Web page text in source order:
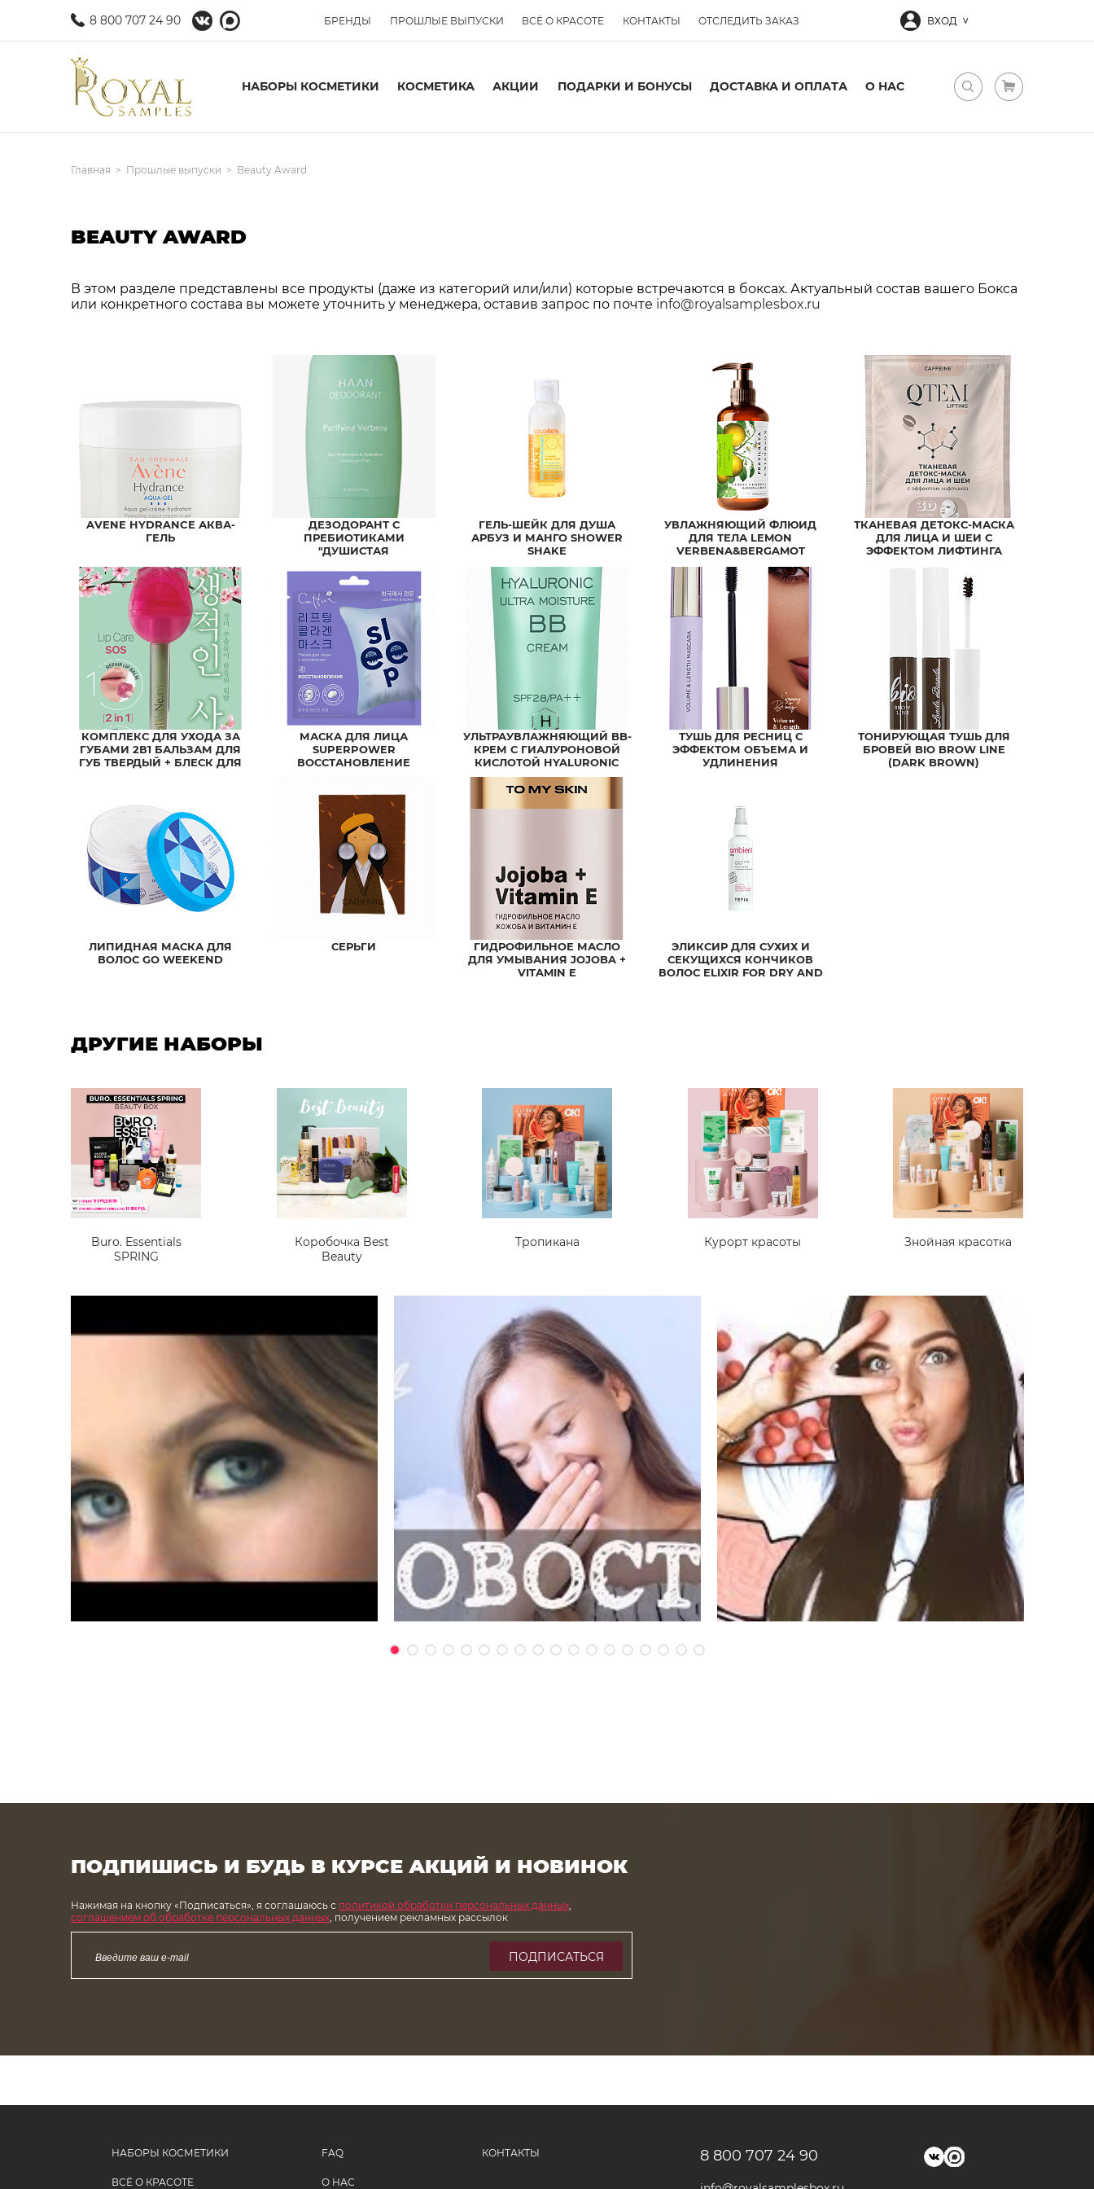
8 800 707 24 90 БРЕНДЫ ПРОШЛЫЕ ВЫПУСКИ ВСЁ О КРАСОТЕ КОНТАКТЫ ОТСЛЕДИТЬ ЗАКАЗ ВХОД
НАБОРЫ КОСМЕТИКИ КОСМЕТИКА АКЦИИ ПОДАРКИ И БОНУСЫ ДОСТАВКА И ОПЛАТА О НАС
Главная Прошлые выпуски Beauty Award
BEAUTY AWARD
В этом разделе представлены все продукты (даже из категорий или/или) которые встречаются в боксах. Актуальный состав вашего Бокса
или конкретного состава вы можете уточнить у менеджера, оставив запрос по почте info@royalsamplesbox.ru
AVENE HYDRANCE АКВА-
ГЕЛЬ
ДЕЗОДОРАНТ С
ПРЕБИОТИКАМИ
"ДУШИСТАЯ
ГЕЛЬ-ШЕЙК ДЛЯ ДУША
АРБУЗ И МАНГО SHOWER
SHAKE
УВЛАЖНЯЮЩИЙ ФЛЮИД
ДЛЯ ТЕЛА LEMON
VERBENA&BERGAMOT
ТКАНЕВАЯ ДЕТОКС-МАСКА
ДЛЯ ЛИЦА И ШЕИ С
ЭФФЕКТОМ ЛИФТИНГА
КОМПЛЕКС ДЛЯ УХОДА ЗА
ГУБАМИ 2В1 БАЛЬЗАМ ДЛЯ
ГУБ ТВЕРДЫЙ + БЛЕСК ДЛЯ
МАСКА ДЛЯ ЛИЦА
SUPERPOWER
ВОССТАНОВЛЕНИЕ
УЛЬТРАУВЛАЖНЯЮЩИЙ BB-
КРЕМ С ГИАЛУРОНОВОЙ
КИСЛОТОЙ HYALURONIC
ULTRA MOISTURE BB CREAM
ТУШЬ ДЛЯ РЕСНИЦ С
ЭФФЕКТОМ ОБЪЕМА И
УДЛИНЕНИЯ
ТОНИРУЮЩАЯ ТУШЬ ДЛЯ
БРОВЕЙ BIO BROW LINE
(DARK BROWN)
ЛИПИДНАЯ МАСКА ДЛЯ
ВОЛОС GO WEEKEND
СЕРЬГИ
ГИДРОФИЛЬНОЕ МАСЛО
ДЛЯ УМЫВАНИЯ JOJOBA +
VITAMIN E
ЭЛИКСИР ДЛЯ СУХИХ И
СЕКУЩИХСЯ КОНЧИКОВ
ВОЛОС ELIXIR FOR DRY AND
ДРУГИЕ НАБОРЫ
Buro. Essentials
SPRING
Коробочка Best
Beauty
Тропикана Курорт красоты Знойная красотка
ПОДПИШИСЬ И БУДЬ В КУРСЕ АКЦИЙ И НОВИНОК
Нажимая на кнопку «Подписаться», я соглашаюсь с политикой обработки персональных данных,
соглашением об обработке персональных данных, получением рекламных рассылок
ПОДПИСАТЬСЯ
НАБОРЫ КОСМЕТИКИ
ВСЁ О КРАСОТЕ
FAQ
О НАС
КОНТАКТЫ 8 800 707 24 90